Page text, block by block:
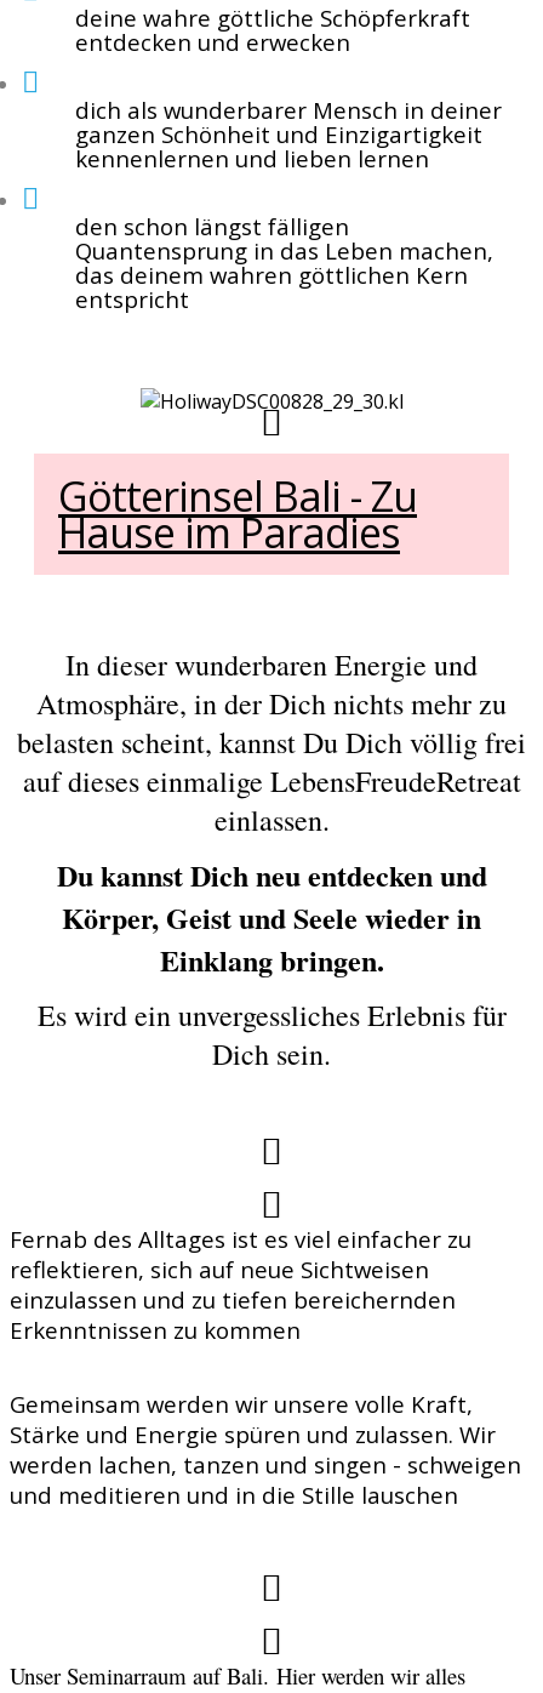
deine wahre göttliche Schöpferkraft
entdecken und erwecken
dich als wunderbarer Mensch in deiner
ganzen Schönheit und Einzigartigkeit
kennenlernen und lieben lernen
den schon längst fälligen
Quantensprung in das Leben machen,
das deinem wahren göttlichen Kern
entspricht
Götterinsel Bali - Zu
Hause im Paradies
In dieser wunderbaren Energie und
Atmosphäre, in der Dich nichts mehr zu
belasten scheint, kannst Du Dich völlig frei
auf dieses einmalige LebensFreudeRetreat
einlassen.
Du kannst Dich neu entdecken und
Körper, Geist und Seele wieder in
Einklang bringen.
Es wird ein unvergessliches Erlebnis für
Dich sein.
Fernab des Alltages ist es viel einfacher zu
reflektieren, sich auf neue Sichtweisen
einzulassen und zu tiefen bereichernden
Erkenntnissen zu kommen
Gemeinsam werden wir unsere volle Kraft,
Stärke und Energie spüren und zulassen. Wir
werden lachen, tanzen und singen - schweigen
und meditieren und in die Stille lauschen
Unser Seminarraum auf Bali. Hier werden wir alles